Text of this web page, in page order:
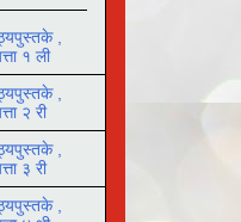
,
१ ली
,
२ री
,
३ री
,